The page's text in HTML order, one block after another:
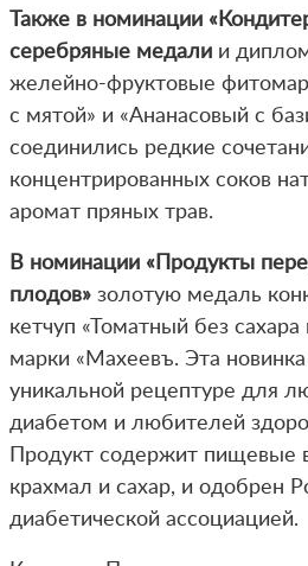
Также в номинации
серебряные медали и
желейно-фруктовые
с мятой» и «Ананасовый с
соединились редкие
концентрированных соков
аромат пряных трав.
В номинации «Продукты
плодов» золотую медаль
кетчуп «Томатный без сахара
марки «Махеевъ. Эта новинка
уникальной рецептуре для
диабетом и любителей
Продукт содержит пищевые
крахмал и сахар, и одобрен
диабетической ассоциацией.